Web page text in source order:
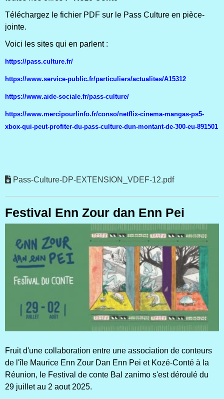
Téléchargez le fichier PDF sur le Pass Culture en pièce-
jointe.
Voici les sites qui en parlent :
https://pass.culture.fr/
https://www.service-public.fr/particuliers/actualites/A15312
https://www.aide-sociale.fr/pass-culture/
https://www.mercipourlinfo.fr/conso/netflix-cinema-mangas-ps5-
xbox-qui-peut-profiter-du-pass-culture-dun-montant-de-300-eu-891501
Pass-Culture-DP-EXTENSION_VDEF-12.pdf
Festival Enn Zour dan Enn Pei
Fruit d'une collaboration entre une association de conteurs
de l'île Maurice Enn Zour Dan Enn Pei et Kozé-Conté à la
Réunion, le Festival de conte Bal zanimo s'est déroulé du
29 juillet au 2 aout 2025.